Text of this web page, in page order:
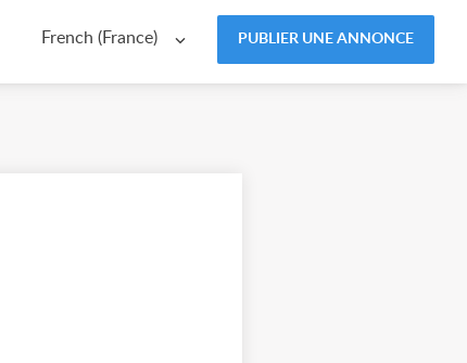
French (France) PUBLIER UNE ANNONCE